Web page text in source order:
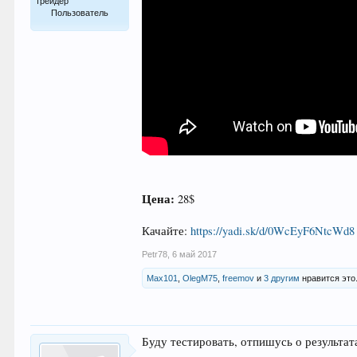
Пользователь
Цена: 28$
Качайте:https://yadi.sk/d/0WcEyF6NtcWd8
Petr78 6 май 2017
Max101 ,OlegM75 ,freemov и3 другим нравится
Буду тестировать, отпишусь о